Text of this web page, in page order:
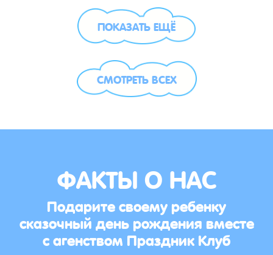
ПОКАЗАТЬ ЕЩЁ
СМОТРЕТЬ ВСЕХ
ФАКТЫ О НАС
Подарите своему ребенку
сказочный день рождения вместе
с агенством Праздник Клуб